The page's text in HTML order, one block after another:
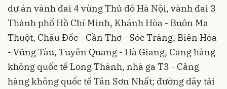
dự án vành đai 4 vùng Thủ đô Hà Nội, vành đai 3
Thành phố Hồ Chí Minh, Khánh Hòa - Buôn Ma
Thuột, Châu Đốc - Cần Thơ - Sóc Trăng, Biên Hòa
- Vũng Tàu, Tuyên Quang - Hà Giang, Cảng hàng
không quốc tế Long Thành, nhà ga T3 - Cảng
hàng không quốc tế Tân Sơn Nhất; đường dây tải